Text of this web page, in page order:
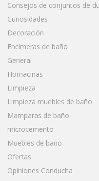
Consejos de conjuntos de
Curiosidades
Decoración
Encimeras de baño
General
Hornacinas
Limpieza
Limpieza muebles de baño
Mamparas de baño
microcemento
Muebles de baño
Ofertas
Opiniones Conducha